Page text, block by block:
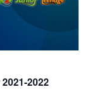
2022